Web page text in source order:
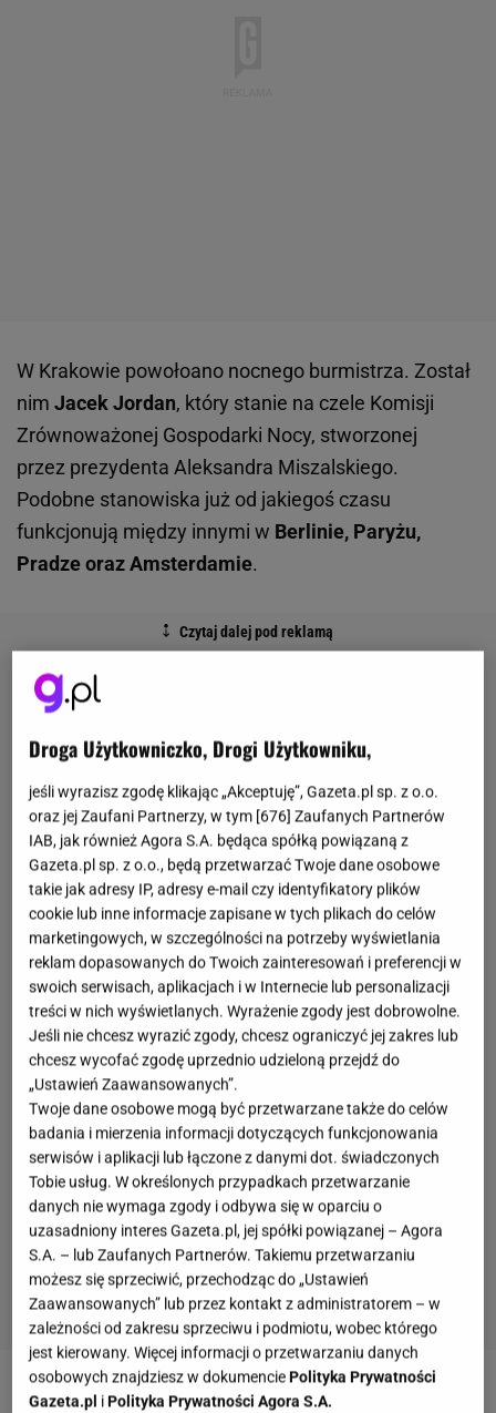
W Krakowie powołoano nocnego burmistrza. Został
nim Jacek Jordan, który stanie na czele Komisji
Zrównoważonej Gospodarki Nocy, stworzonej
przez prezydenta Aleksandra Miszalskiego.
Podobne stanowiska już od jakiegoś czasu
funkcjonują między innymi w Berlinie, Paryżu,
Pradze oraz Amsterdamie.
Zobacz wideoMiłosz Jakubowski: Mieszkańcy z
Droga Użytkowniczko, Drogi Użytkowniku,
jeśli wyrazisz zgodę klikając „Akceptuję”, Gazeta.pl sp. z o.o.
oraz jej Zaufani Partnerzy, w tym [676] Zaufanych Partnerów
IAB, jak również Agora S.A. będąca spółką powiązaną z
Gazeta.pl sp. z o.o., będą przetwarzać Twoje dane osobowe
takie jak adresy IP, adresy e-mail czy identyfikatory plików
cookie lub inne informacje zapisane w tych plikach do celów
marketingowych, w szczególności na potrzeby wyświetlania
reklam dopasowanych do Twoich zainteresowań i preferencji w
swoich serwisach, aplikacjach i w Internecie lub personalizacji
treści w nich wyświetlanych. Wyrażenie zgody jest dobrowolne.
Jeśli nie chcesz wyrazić zgody, chcesz ograniczyć jej zakres lub
chcesz wycofać zgodę uprzednio udzieloną przejdź do
„Ustawień Zaawansowanych”.
Twoje dane osobowe mogą być przetwarzane także do celów
badania i mierzenia informacji dotyczących funkcjonowania
serwisów i aplikacji lub łączone z danymi dot. świadczonych
Tobie usług. W określonych przypadkach przetwarzanie
danych nie wymaga zgody i odbywa się w oparciu o
uzasadniony interes Gazeta.pl, jej spółki powiązanej – Agora
S.A. – lub Zaufanych Partnerów. Takiemu przetwarzaniu
możesz się sprzeciwić, przechodząc do „Ustawień
Zaawansowanych” lub przez kontakt z administratorem – w
zależności od zakresu sprzeciwu i podmiotu, wobec którego
jest kierowany. Więcej informacji o przetwarzaniu danych
osobowych znajdziesz w dokumencie Polityka Prywatności
Gazeta.pl i Polityka Prywatności Agora S.A.